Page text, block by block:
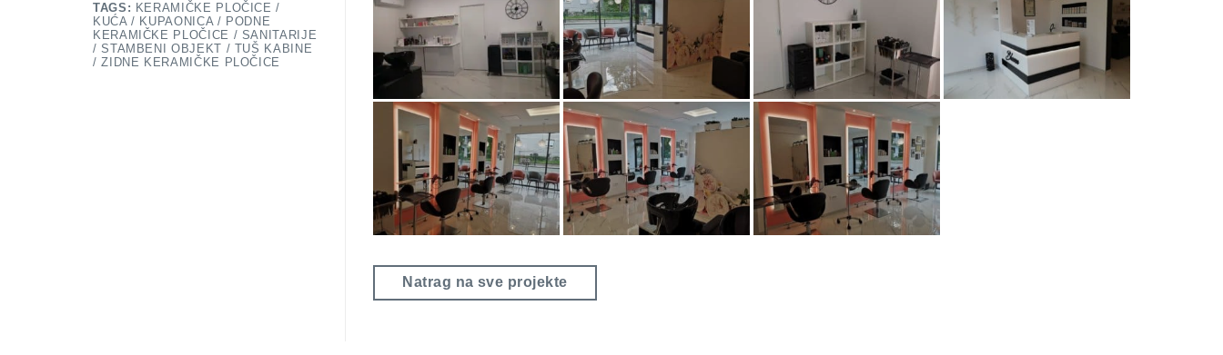
TAGS: KERAMIČKE PLOČICE /
KUĆA / KUPAONICA / PODNE
KERAMIČKE PLOČICE / SANITARIJE
/ STAMBENI OBJEKT / TUŠ KABINE
/ ZIDNE KERAMIČKE PLOČICE
Natrag na sve projekte